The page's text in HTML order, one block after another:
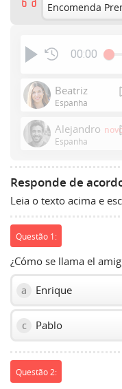
Encomenda
00:00
Beatriz
Espanha
Alejandro
Espanha
Responde de
Leia o texto acima e
Questão 1:
¿Cómo se llama el
a Enrique
c Pablo
Questão 2: